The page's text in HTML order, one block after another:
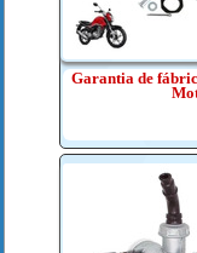
Garantia de